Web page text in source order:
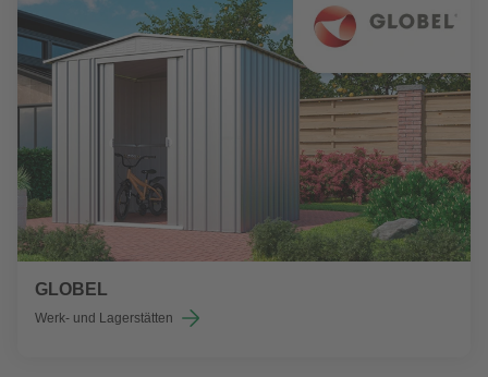
GLOBEL
Werk- und Lagerstätten